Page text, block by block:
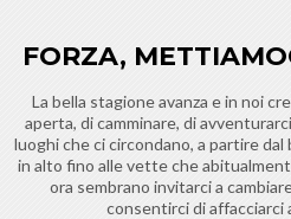
FORZA,
La bella stagione avanza e in noi
aperta, di camminare, di
luoghi che ci circondano, a partire
in alto fino alle vette che
ora sembrano invitarci a
consentirci di affacciarci